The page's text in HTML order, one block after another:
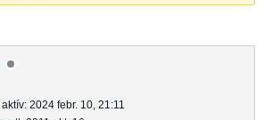
2024 febr. 10, 21:11